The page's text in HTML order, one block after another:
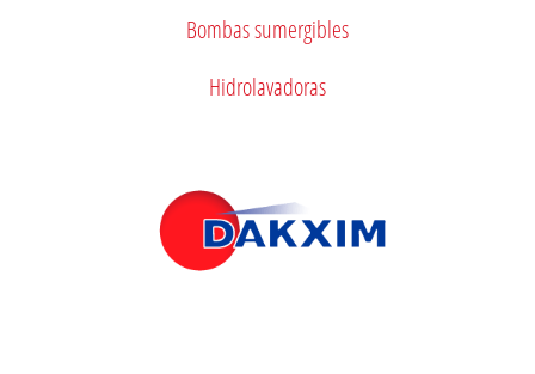
Bombas sumergibles
Hidrolavadoras